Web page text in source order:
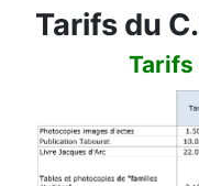
Tarifs du
Tarifs